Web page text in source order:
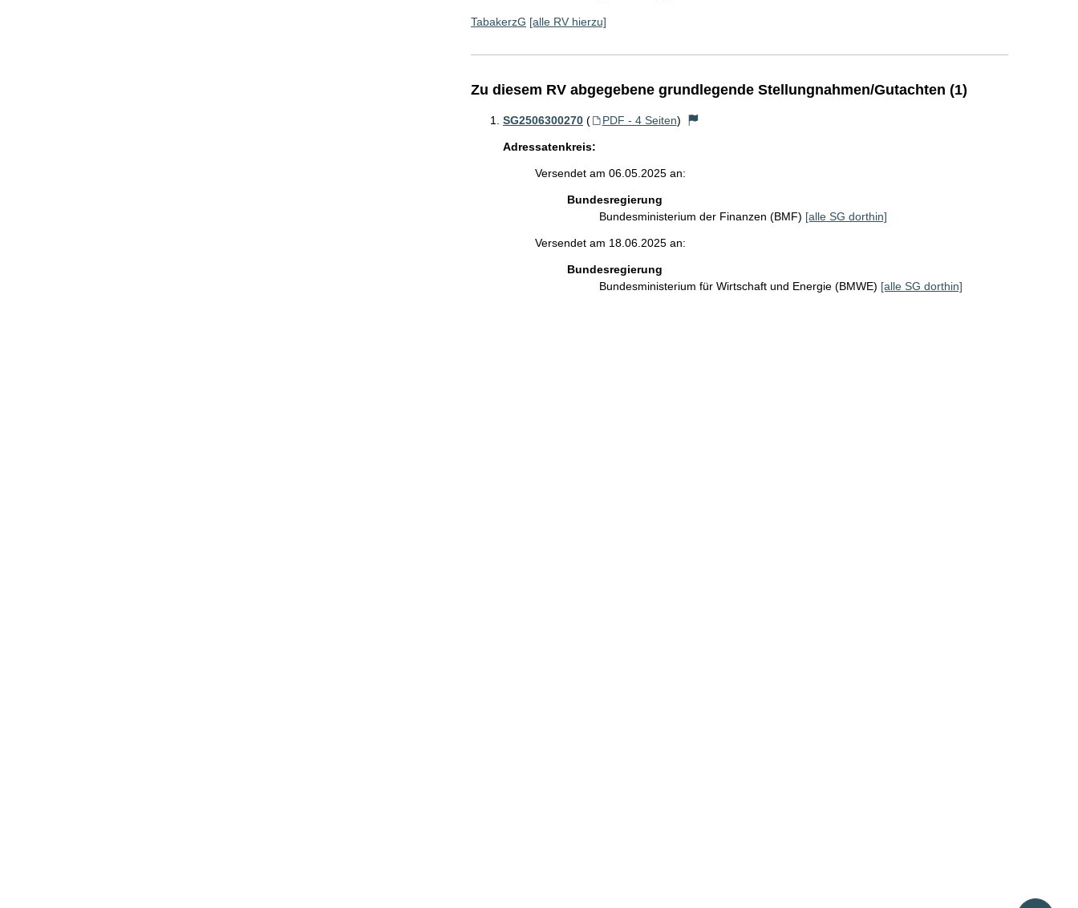
TabakerzG [alle RV hierzu]
Zu diesem RV abgegebene grundlegende Stellungnahmen/Gutachten (1)
SG2506300270 ( PDF - 4 Seiten)
Adressatenkreis:
Versendet am 06.05.2025 an:
Bundesregierung
Bundesministerium der Finanzen (BMF) [alle SG dorthin]
Versendet am 18.06.2025 an:
Bundesregierung
Bundesministerium für Wirtschaft und Energie (BMWE) [alle SG dorthin]